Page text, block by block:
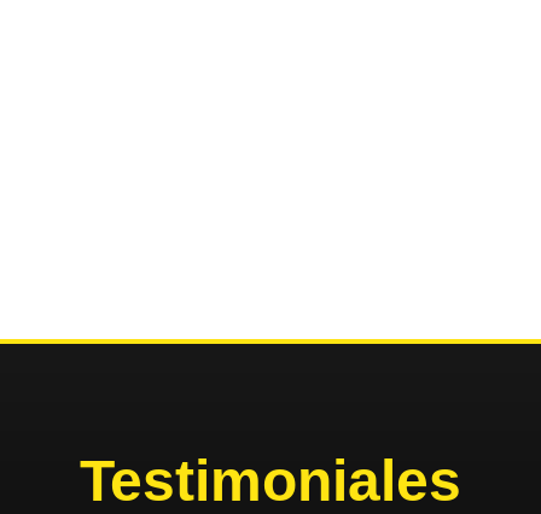
Testimoniales